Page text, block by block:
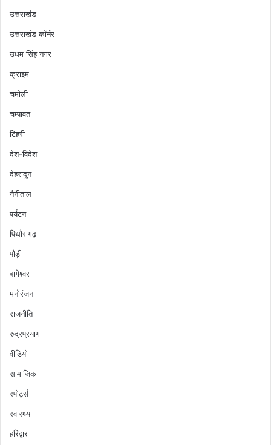
उत्तराखंड
उत्तराखंड कॉर्नर
उधम सिंह नगर
क्राइम
चमोली
चम्पावत
टिहरी
देश-विदेश
देहरादून
नैनीताल
पर्यटन
पिथौरागढ़
पौड़ी
बागेश्वर
मनोरंजन
राजनीति
रुद्रप्रयाग
वीडियो
सामाजिक
स्पोर्ट्स
स्वास्थ्य
हरिद्वार